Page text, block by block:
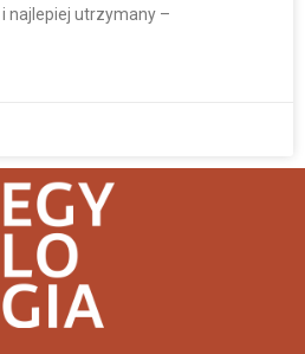
najlepiej utrzymany –